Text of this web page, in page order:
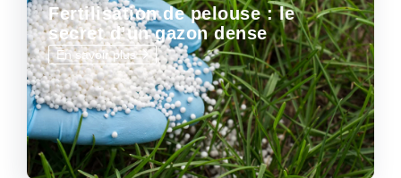
Fertilisation de pelouse : le
secret d’un gazon dense
En savoir plus